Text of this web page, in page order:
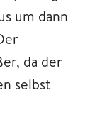
um dann
da der
selbst